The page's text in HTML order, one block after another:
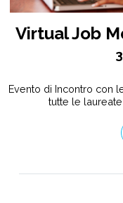
Virtual Job
Evento di Incontro con
tutte le